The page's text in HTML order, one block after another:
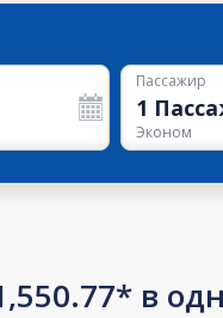
Пассажир
1
Эконом
в